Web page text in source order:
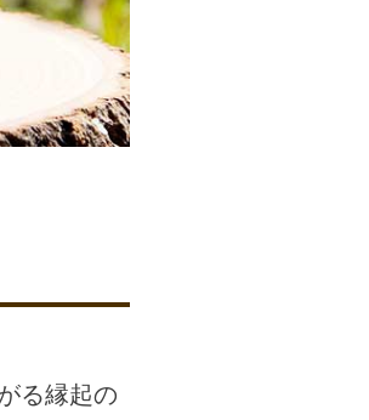
る縁起の